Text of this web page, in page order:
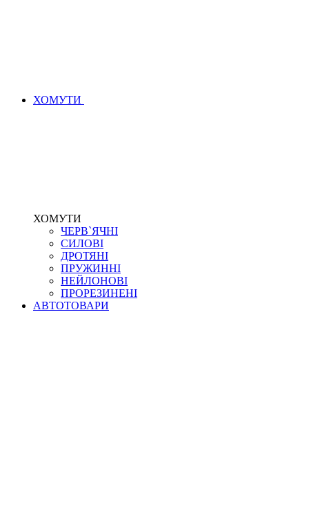
ХОМУТИ
ХОМУТИ
ЧЕРВ`ЯЧНІ
СИЛОВІ
ДРОТЯНІ
ПРУЖИННІ
НЕЙЛОНОВІ
ПРОРЕЗИНЕНІ
АВТОТОВАРИ